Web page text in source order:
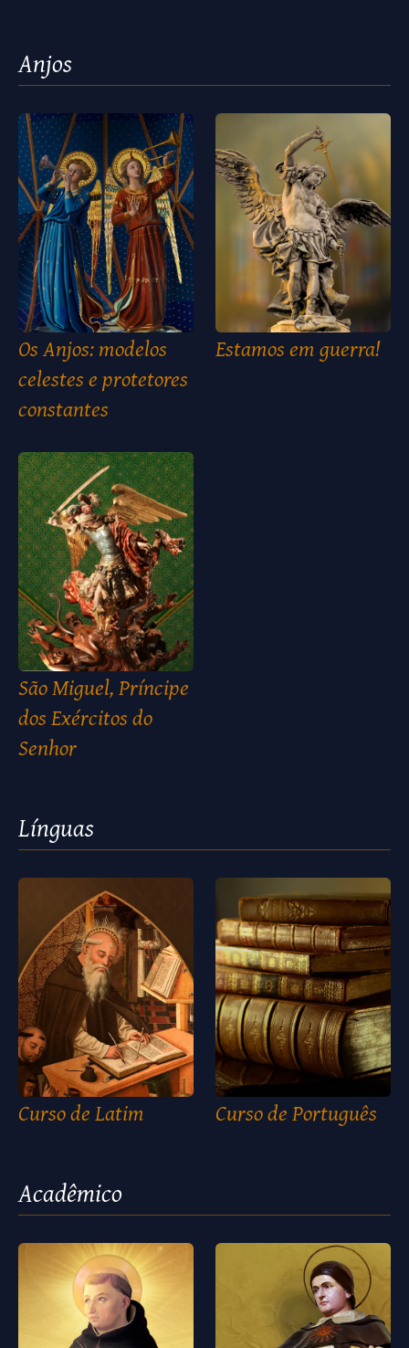
Anjos
Os Anjos: modelos
celestes e protetores
constantes
Estamos em guerra!
São Miguel, Príncipe
dos Exércitos do
Senhor
Línguas
Curso de Latim Curso de Português
Acadêmico